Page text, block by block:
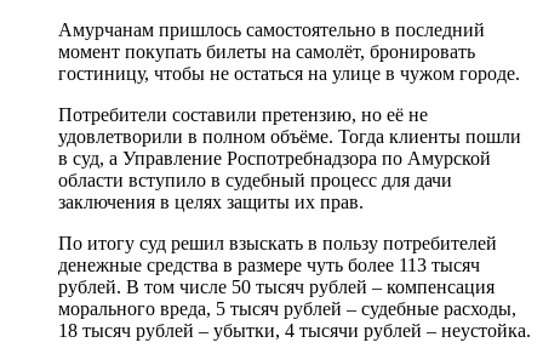
Амурчанам пришлось самостоятельно в последний
момент покупать билеты на самолёт, бронировать
гостиницу, чтобы не остаться на улице в чужом городе.
Потребители составили претензию, но её не
удовлетворили в полном объёме. Тогда клиенты пошли
в суд, а Управление Роспотребнадзора по Амурской
области вступило в судебный процесс для дачи
заключения в целях защиты их прав.
По итогу суд решил взыскать в пользу потребителей
денежные средства в размере чуть более 113 тысяч
рублей. В том числе 50 тысяч рублей – компенсация
морального вреда, 5 тысяч рублей – судебные расходы,
18 тысяч рублей – убытки, 4 тысячи рублей – неустойка.